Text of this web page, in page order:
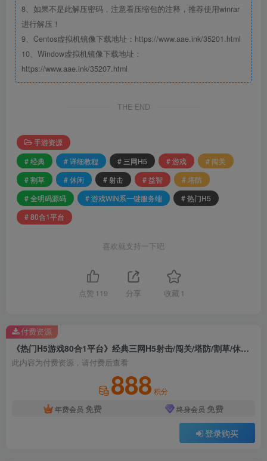
8、如果不是此解压密码，注意看压缩包的注释，推荐使用winrar
进行解压！
9、Centos虚拟机镜像下载地址：https://www.aae.ink/35201.html
10、Window虚拟机镜像下载地址：
https://www.aae.ink/35207.html
THE END
手游资源
# 经典
# 详细教程 # 三网H5 # 游戏
# 闯关
# 割草
# 休闲 # 射击 # 益智
# 塔防
# 全明码源码
# 游戏WIN系一键服务端
# 热门H5
# 80合1平台
喜欢就支持一下吧
点赞 119 分享 收藏 1
《热门H5游戏80合1平台》经典三网H5射击/闯关/塔防/割草/休闲/益智/游戏WIN系一键服务端+全明码源码+详细教程
此内容为付费资源，请付费后查看
888 积分
年费会员 免费 终身会员 免费
登录购买
付费资源